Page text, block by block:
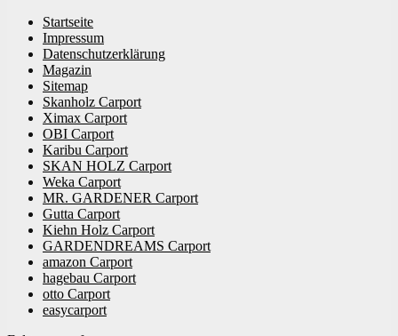
Startseite
Impressum
Datenschutzerklärung
Magazin
Sitemap
Skanholz Carport
Ximax Carport
OBI Carport
Karibu Carport
SKAN HOLZ Carport
Weka Carport
MR. GARDENER Carport
Gutta Carport
Kiehn Holz Carport
GARDENDREAMS Carport
amazon Carport
hagebau Carport
otto Carport
easycarport